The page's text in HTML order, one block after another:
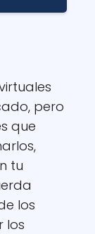
pero
que
tu
los
los